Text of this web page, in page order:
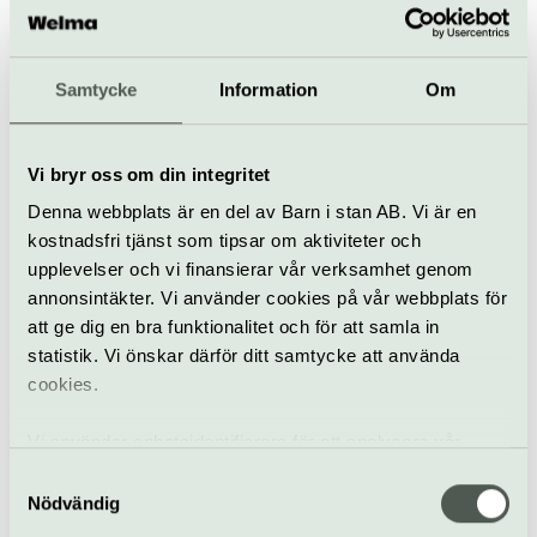
Samtycke Information Om
Vi bryr oss om din integritet
Denna webbplats är en del av Barn i stan AB. Vi är en
kostnadsfri tjänst som tipsar om aktiviteter och
upplevelser och vi finansierar vår verksamhet genom
annonsintäkter. Vi använder cookies på vår webbplats för
att ge dig en bra funktionalitet och för att samla in
statistik. Vi önskar därför ditt samtycke att använda
cookies.
samt tillhandahålla funktioner för sociala medier. Vi
vidarebefordrar även sådana identifierare och annan
Nödvändig
Konsert
Åkessonger
16 oktober
Uppsala konsert & kongress
(UKK)
Pop & rock
Eva Dahlgren
Revalution Club Tour
16 oktober
Uppsala konsert & kongress
Bo Kaspers Orkester Il